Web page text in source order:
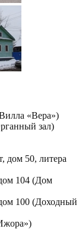
«Вера»)
зал)
дом 50, литера
104 (Дом
100 (Доходный